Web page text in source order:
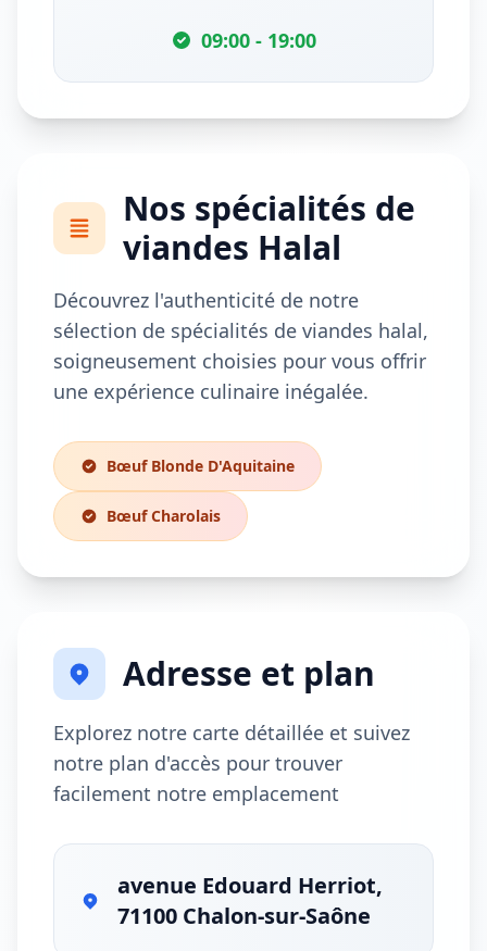
09:00 - 19:00
Nos spécialités de
viandes Halal
Découvrez l'authenticité de notre
sélection de spécialités de viandes halal,
soigneusement choisies pour vous offrir
une expérience culinaire inégalée.
Bœuf Blonde D'Aquitaine
Bœuf Charolais
Adresse et plan
Explorez notre carte détaillée et suivez
notre plan d'accès pour trouver
facilement notre emplacement
avenue Edouard Herriot,
71100 Chalon-sur-Saône